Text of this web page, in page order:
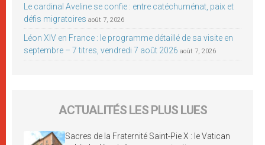
Le cardinal Aveline se confie : entre catéchuménat, paix et
défis migratoires août 7, 2026
Léon XIV en France : le programme détaillé de sa visite en
septembre – 7 titres, vendredi 7 août 2026 août 7, 2026
ACTUALITÉS LES PLUS LUES
Sacres de la Fraternité Saint-Pie X : le Vatican